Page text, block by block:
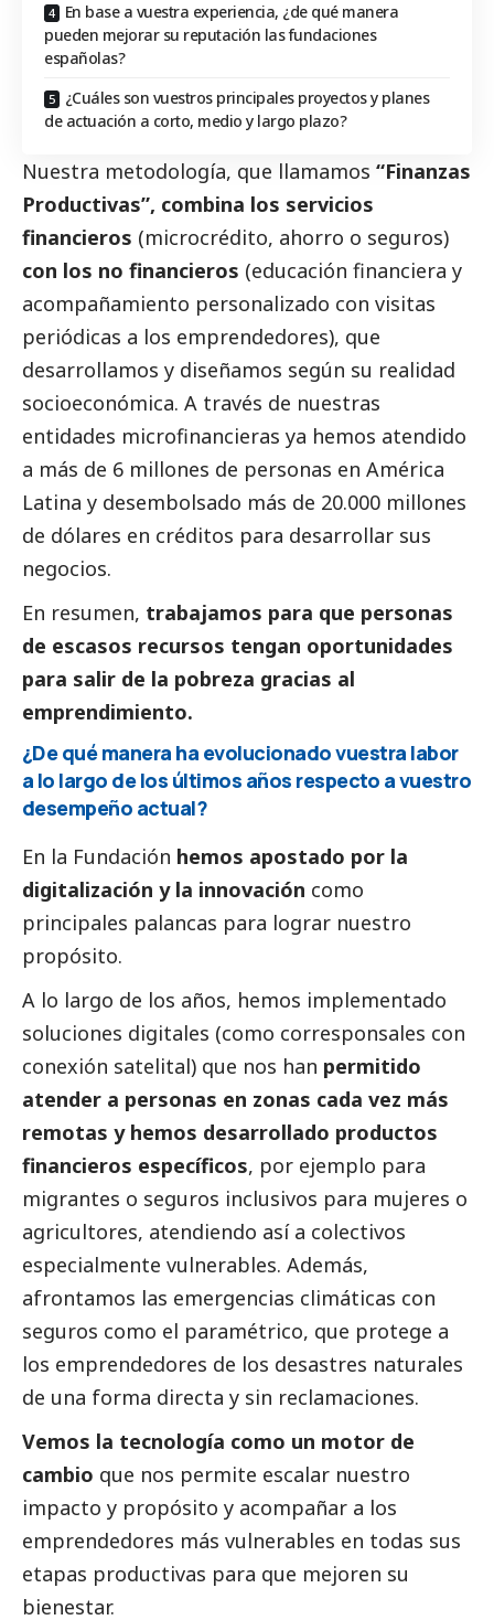
En base a vuestra experiencia, ¿de qué manera
pueden mejorar su reputación las fundaciones
españolas?
¿Cuáles son vuestros principales proyectos y planes
de actuación a corto, medio y largo plazo?
Nuestra metodología, que llamamos “Finanzas
Productivas”, combina los servicios
financieros (microcrédito, ahorro o seguros)
con los no financieros (educación financiera y
acompañamiento personalizado con visitas
periódicas a los emprendedores), que
desarrollamos y diseñamos según su realidad
socioeconómica. A través de nuestras
entidades microfinancieras ya hemos atendido
a más de 6 millones de personas en América
Latina y desembolsado más de 20.000 millones
de dólares en créditos para desarrollar sus
negocios.
En resumen, trabajamos para que personas
de escasos recursos tengan oportunidades
para salir de la pobreza gracias al
emprendimiento.
¿De qué manera ha evolucionado vuestra labor
a lo largo de los últimos años respecto a vuestro
desempeño actual?
En la Fundación hemos apostado por la
digitalización y la innovación como
principales palancas para lograr nuestro
propósito.
A lo largo de los años, hemos implementado
soluciones digitales (como corresponsales con
conexión satelital) que nos han permitido
atender a personas en zonas cada vez más
remotas y hemos desarrollado productos
financieros específicos, por ejemplo para
migrantes o seguros inclusivos para mujeres o
agricultores, atendiendo así a colectivos
especialmente vulnerables. Además,
afrontamos las emergencias climáticas con
seguros como el paramétrico, que protege a
los emprendedores de los desastres naturales
de una forma directa y sin reclamaciones.
Vemos la tecnología como un motor de
cambio que nos permite escalar nuestro
impacto y propósito y acompañar a los
emprendedores más vulnerables en todas sus
etapas productivas para que mejoren su
bienestar.